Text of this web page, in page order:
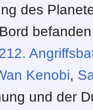
des
Kenobi,
und der